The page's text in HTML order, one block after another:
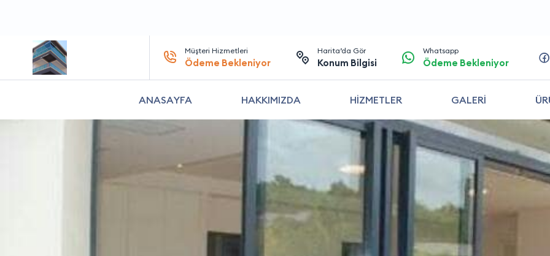
Müşteri Hizmetleri
Ödeme Bekleniyor
Harita’da Gör
Konum Bilgisi
Whatsapp
Ödeme Bekleniyor
ANASAYFA HAKKIMIZDA HİZMETLER GALERİ